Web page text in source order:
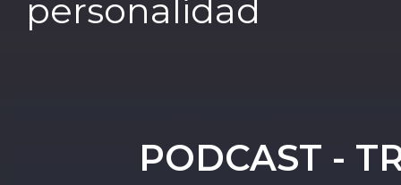
personalidad
PODCAST -